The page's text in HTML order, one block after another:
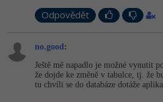
ASP.NET MVC
Best practices
MS-SQL
SQLite
3D grafik
Databázový analytik
Návrh SW -80%
Odpovědět
no.good:
Ještě mě napadlo je možné vynutit
že dojde ke změně v tabulce, tj. že
tu chvíli se do databáze dotáže